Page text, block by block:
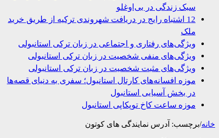
سبک زندگی در بی‌اوغلو
12 اشتباه رایج در دریافت شهروندی ترکیه از طریق خرید
ویژگی‌های رفتاری و اجتماعی در زبان ترکی استانبولی
ویژگی‌های منفی شخصیت در زبان ترکی استانبولی
ویژگی‌های مثبت شخصیت در زبان ترکی استانبولی
موزه افسانه‌های کارتال استانبول؛ سفری به دنیای قصه‌ها
در بخش آسیایی استانبول
موزه ساعت کاخ توپکاپی استانبول
برچسب:آدرس نمایندگی های کوتون